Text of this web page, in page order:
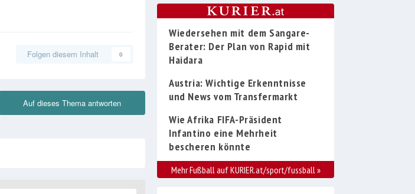
Folgen diesem Inhalt 0
Auf dieses Thema antworten
Wiedersehen mit dem Sangare-
Berater: Der Plan von Rapid mit
Haidara
Austria: Wichtige Erkenntnisse
und News vom Transfermarkt
Wie Afrika FIFA-Präsident
Infantino eine Mehrheit
bescheren könnte
Mehr Fußball auf KURIER.at/sport/fussball »